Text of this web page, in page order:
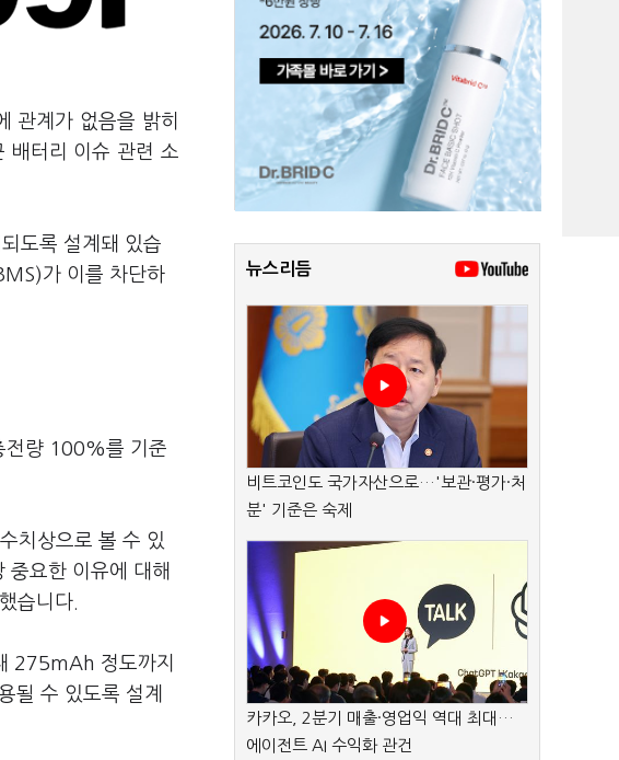
관계가 없음을 밝히
배터리 이슈 관련 소
도록 설계돼 있습
가 이를 차단하
전량 100%를 기준
치상으로 볼 수 있
중요한 이유에 대해
습니다.
275mAh 정도까지
될 수 있도록 설계
뉴스리듬
비트코인도 국가자산으로…'보관·평가·처
분' 기준은 숙제
카카오, 2분기 매출·영업익 역대 최대…
에이전트 AI 수익화 관건